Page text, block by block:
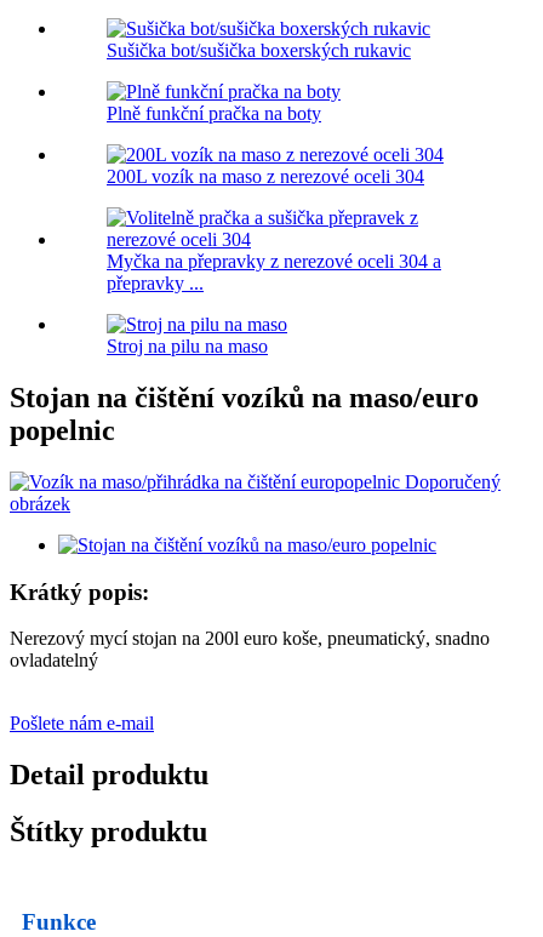
Sušička bot/sušička boxerských rukavic
Plně funkční pračka na boty
200L vozík na maso z nerezové oceli 304
Myčka na přepravky z nerezové oceli 304 a
přepravky ...
Stroj na pilu na maso
Stojan na čištění vozíků na maso/euro
popelnic
Krátký popis:
Nerezový mycí stojan na 200l euro koše, pneumatický, snadno
ovladatelný
Pošlete nám e-mail
Detail produktu
Štítky produktu
Funkce